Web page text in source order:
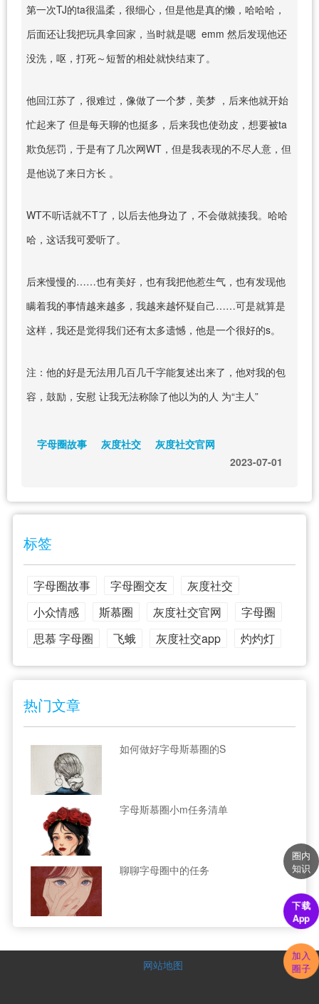
第一次TJ的ta很温柔，很细心，但是他是真的懒，哈哈哈，
后面还让我把玩具拿回家，当时就是嗯 emm 然后发现他还
没洗，呕，打死～短暂的相处就快结束了。
他回江苏了，很难过，像做了一个梦，美梦 ，后来他就开始
忙起来了 但是每天聊的也挺多，后来我也使劲皮，想要被ta
欺负惩罚，于是有了几次网WT，但是我表现的不尽人意，但
是他说了来日方长 。
WT不听话就不T了，以后去他身边了，不会做就揍我。哈哈
哈，这话我可爱听了。
后来慢慢的……也有美好，也有我把他惹生气，也有发现他
瞒着我的事情越来越多，我越来越怀疑自己……可是就算是
这样，我还是觉得我们还有太多遗憾，他是一个很好的s。
注：他的好是无法用几百几千字能复述出来了，他对我的包
容，鼓励，安慰 让我无法称除了他以为的人 为“主人”
字母圈故事 灰度社交
灰度社交官网
2023-07-01
标签
字母圈故事 字母圈交友
灰度社交
小众情感
斯慕圈 灰度社交官网
字母圈
思慕 字母圈
飞蛾 灰度社交app 灼灼灯
热门文章
如何做好字母斯慕圈的S
字母斯慕圈小m任务清单
聊聊字母圈中的任务
网站地图
圈内
知识
下载
App
加入
圈子